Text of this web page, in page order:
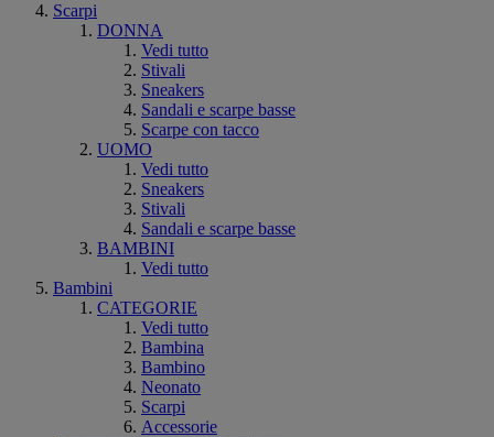
Scarpi
DONNA
Vedi tutto
Stivali
Sneakers
Sandali e scarpe basse
Scarpe con tacco
UOMO
Vedi tutto
Sneakers
Stivali
Sandali e scarpe basse
BAMBINI
Vedi tutto
Bambini
CATEGORIE
Vedi tutto
Bambina
Bambino
Neonato
Scarpi
Accessorie